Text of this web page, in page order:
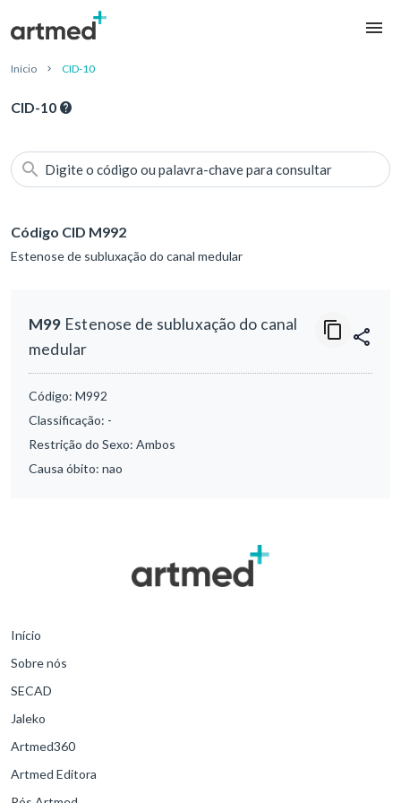
Início CID-10
CID-10
Digite o código ou palavra-chave para consultar
Código CID M992
Estenose de subluxação do canal medular
M99 Estenose de subluxação do canal
medular
Código: M992
Classificação: -
Restrição do Sexo: Ambos
Causa óbito: nao
Início
Sobre nós
SECAD
Jaleko
Artmed360
Artmed Editora